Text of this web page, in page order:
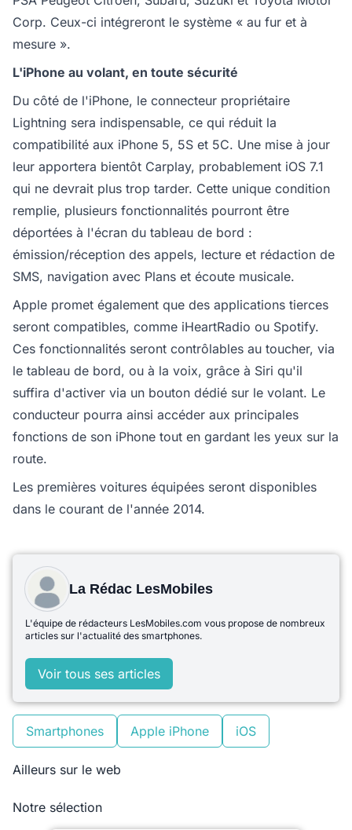
Corp. Ceux-ci intégreront le système « au fur et à
mesure ».
L'iPhone au volant, en toute sécurité
Du côté de l'iPhone, le connecteur propriétaire
Lightning sera indispensable, ce qui réduit la
compatibilité aux iPhone 5, 5S et 5C. Une mise à jour
leur apportera bientôt Carplay, probablement iOS 7.1
qui ne devrait plus trop tarder. Cette unique condition
remplie, plusieurs fonctionnalités pourront être
déportées à l'écran du tableau de bord :
émission/réception des appels, lecture et rédaction de
SMS, navigation avec Plans et écoute musicale.
Apple promet également que des applications tierces
seront compatibles, comme iHeartRadio ou Spotify.
Ces fonctionnalités seront contrôlables au toucher, via
le tableau de bord, ou à la voix, grâce à Siri qu'il
suffira d'activer via un bouton dédié sur le volant. Le
conducteur pourra ainsi accéder aux principales
fonctions de son iPhone tout en gardant les yeux sur la
route.
Les premières voitures équipées seront disponibles
dans le courant de l'année 2014.
La Rédac LesMobiles
L'équipe de rédacteurs LesMobiles.com vous propose de nombreux
articles sur l'actualité des smartphones.
Voir tous ses articles
Smartphones Apple iPhone iOS
Ailleurs sur le web
Notre sélection